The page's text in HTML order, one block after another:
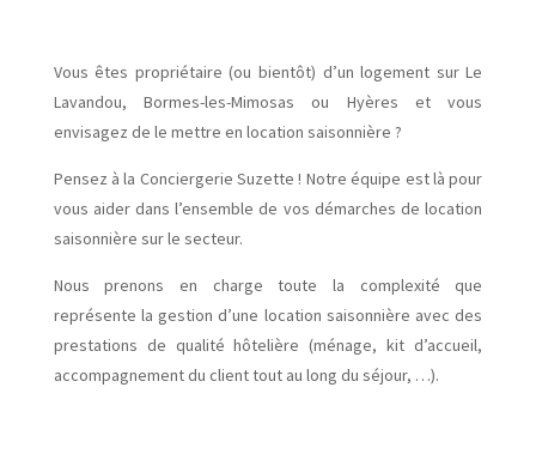
Vous êtes propriétaire (ou bientôt) d’un logement sur Le
Lavandou, Bormes-les-Mimosas ou Hyères et vous
envisagez de le mettre en location saisonnière ?
Pensez à la Conciergerie Suzette ! Notre équipe est là pour
vous aider dans l’ensemble de vos démarches de location
saisonnière sur le secteur.
Nous prenons en charge toute la complexité que
représente la gestion d’une location saisonnière avec des
prestations de qualité hôtelière (ménage, kit d’accueil,
accompagnement du client tout au long du séjour, …).